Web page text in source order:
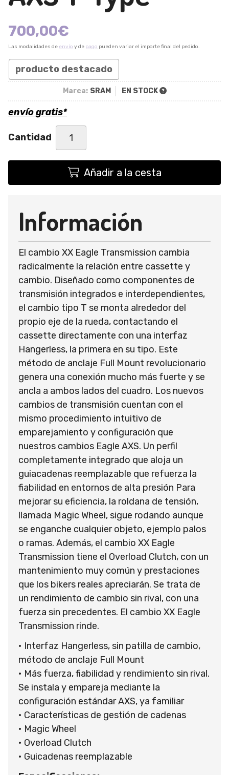
700,00€
Las modalidades de envío y de pago pueden variar el importe final del pedido.
producto destacado
Marca: SRAM EN STOCK
envío gratis*
Cantidad
Añadir a la cesta
Información
El cambio XX Eagle Transmission cambia
radicalmente la relación entre cassette y
cambio. Diseñado como componentes de
transmisión integrados e interdependientes,
el cambio tipo T se monta alrededor del
propio eje de la rueda, contactando el
cassette directamente con una interfaz
Hangerless, la primera en su tipo. Este
método de anclaje Full Mount revolucionario
genera una conexión mucho más fuerte y se
ancla a ambos lados del cuadro. Los nuevos
cambios de transmisión cuentan con el
mismo procedimiento intuitivo de
emparejamiento y configuración que
nuestros cambios Eagle AXS. Un perfil
completamente integrado que aloja un
guiacadenas reemplazable que refuerza la
fiabilidad en entornos de alta presión Para
mejorar su eficiencia, la roldana de tensión,
llamada Magic Wheel, sigue rodando aunque
se enganche cualquier objeto, ejemplo palos
o ramas. Además, el cambio XX Eagle
Transmission tiene el Overload Clutch, con un
mantenimiento muy común y prestaciones
que los bikers reales apreciarán. Se trata de
un rendimiento de cambio sin rival, con una
fuerza sin precedentes. El cambio XX Eagle
Transmission rinde.
• Interfaz Hangerless, sin patilla de cambio,
método de anclaje Full Mount
• Más fuerza, fiabilidad y rendimiento sin rival.
Se instala y empareja mediante la
configuración estándar AXS, ya familiar
• Características de gestión de cadenas
• Magic Wheel
• Overload Clutch
• Guicadenas reemplazable